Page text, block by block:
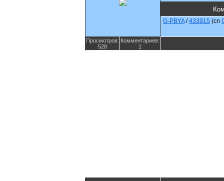
G-PBYA/433915 (cn
Просмотров:
528
Комментариев:
1